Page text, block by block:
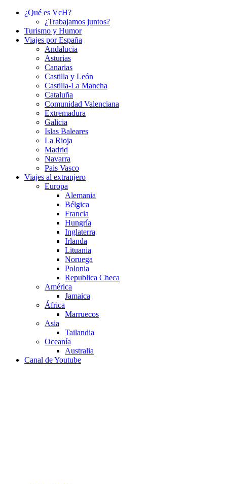
¿Qué es VcH?
¿Trabajamos juntos?
Turismo y Humor
Viajes por España
Andalucia
Asturias
Canarias
Castilla y León
Castilla-La Mancha
Cataluña
Comunidad Valenciana
Extremadura
Galicia
Islas Baleares
La Rioja
Madrid
Navarra
Pais Vasco
Viajes al extranjero
Europa
Alemania
Bélgica
Francia
Hungría
Inglaterra
Irlanda
Lituania
Noruega
Polonia
Republica Checa
América
Jamaica
África
Marruecos
Asia
Tailandia
Oceanía
Australia
Canal de Youtube